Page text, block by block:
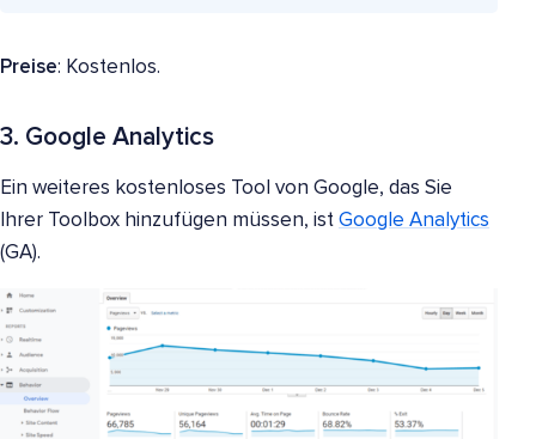
Preise: Kostenlos.
3. Google Analytics
Ein weiteres kostenloses Tool von Google, das Sie
Ihrer Toolbox hinzufügen müssen, ist Google Analytics
(GA).